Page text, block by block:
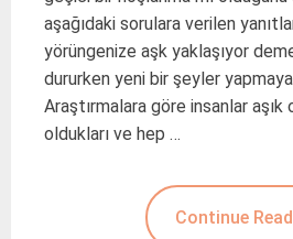
aşağıdaki sorulara verilen
yörüngenize aşk yaklaşıyor
dururken yeni bir şeyler yapmaya
Araştırmalara göre insanlar aşık
oldukları ve hep …
Continue